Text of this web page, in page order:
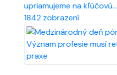
upriamujeme na kľúčovú...
1842 zobrazení